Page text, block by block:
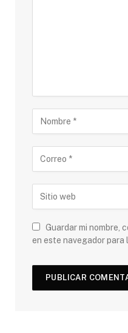
Guardar mi nombre,
en este navegador para